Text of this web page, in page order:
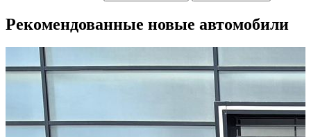
Рекомендованные новые автомобили